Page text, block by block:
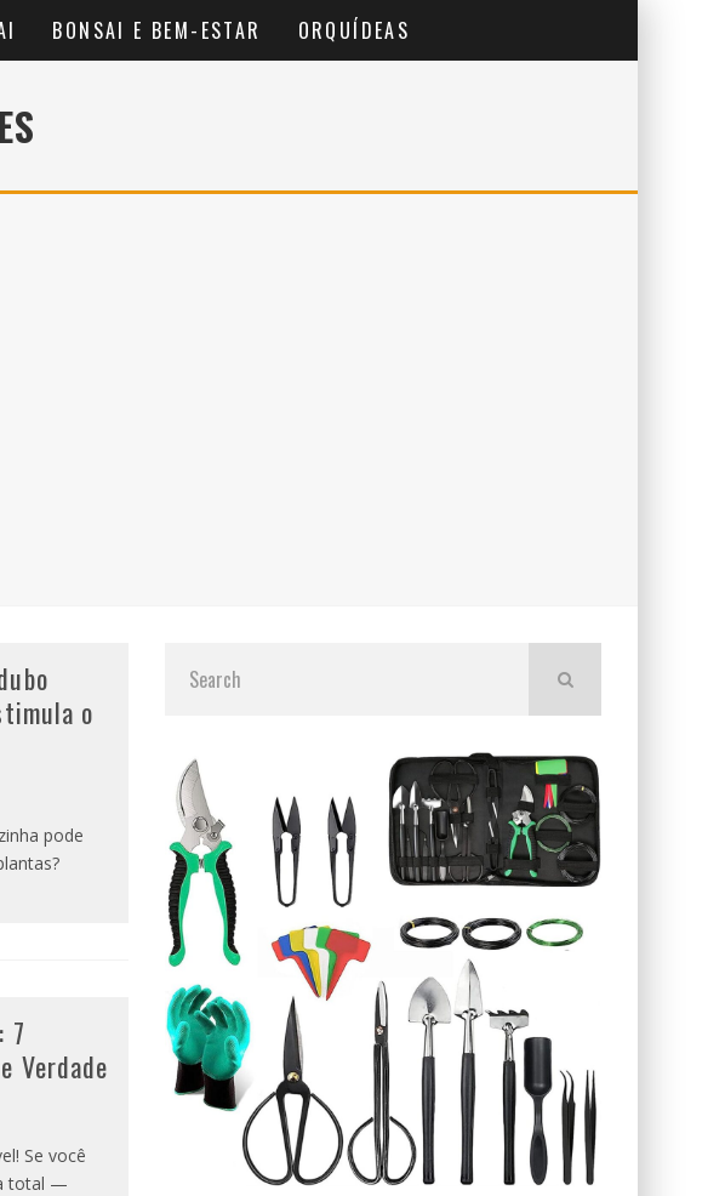
BONSAI E BEM-ESTAR ORQUÍDEAS
o
pode
7
Verdade
Se você
total —